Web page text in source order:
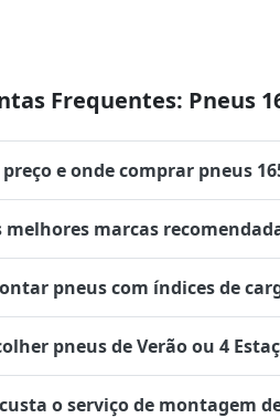
Frequentes: Pneus
e onde comprar pneus
melhores marcas
pneus com índices de
pneus de Verão ou 4
o serviço de montagem